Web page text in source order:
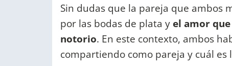
Sin dudas que la pareja que ambos
por las bodas de plata y el amor
notorio. En este contexto, ambos
compartiendo como pareja y cuál